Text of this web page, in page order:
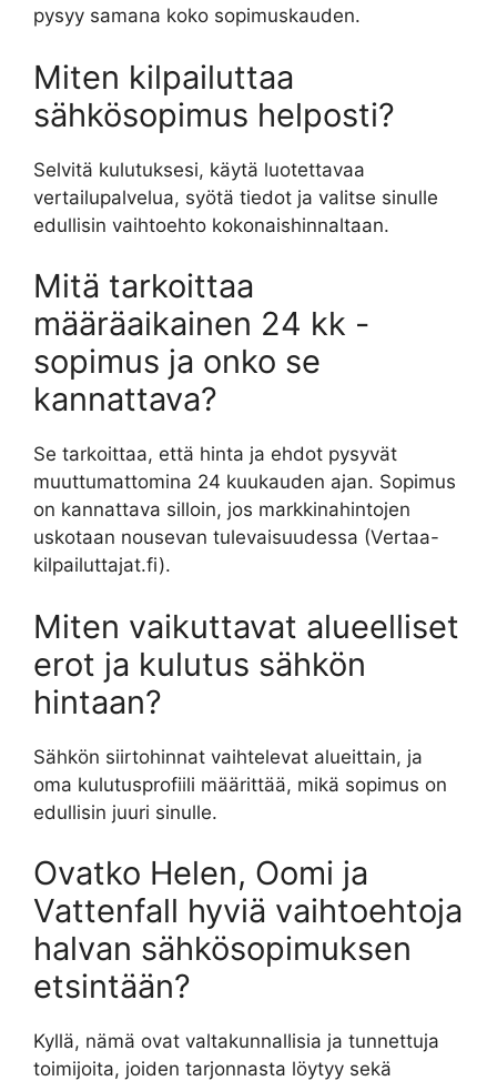
pysyy samana koko sopimuskauden.
Miten kilpailuttaa
sähkösopimus helposti?
Selvitä kulutuksesi, käytä luotettavaa
vertailupalvelua, syötä tiedot ja valitse sinulle
edullisin vaihtoehto kokonaishinnaltaan.
Mitä tarkoittaa
määräaikainen 24 kk -
sopimus ja onko se
kannattava?
Se tarkoittaa, että hinta ja ehdot pysyvät
muuttumattomina 24 kuukauden ajan. Sopimus
on kannattava silloin, jos markkinahintojen
uskotaan nousevan tulevaisuudessa (Vertaa-
kilpailuttajat.fi).
Miten vaikuttavat alueelliset
erot ja kulutus sähkön
hintaan?
Sähkön siirtohinnat vaihtelevat alueittain, ja
oma kulutusprofiili määrittää, mikä sopimus on
edullisin juuri sinulle.
Ovatko Helen, Oomi ja
Vattenfall hyviä vaihtoehtoja
halvan sähkösopimuksen
etsintään?
Kyllä, nämä ovat valtakunnallisia ja tunnettuja
toimijoita, joiden tarjonnasta löytyy sekä